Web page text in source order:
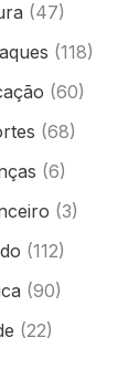
(47)
(118)
(60)
(68)
(6)
(3)
(112)
(90)
(22)